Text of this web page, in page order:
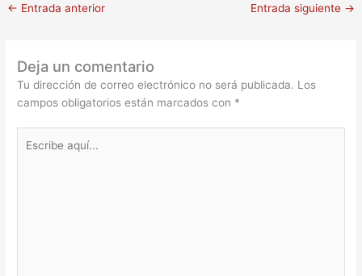
← Entrada anterior Entrada siguiente →
Deja un comentario
Tu dirección de correo electrónico no será publicada. Los
campos obligatorios están marcados con *
aquí...